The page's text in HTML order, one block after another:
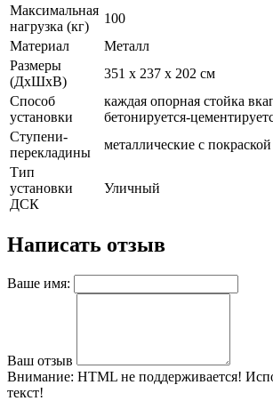
Максимальная
нагрузка (кг)
100
Материал
Металл
Размеры
(ДхШхВ)
351 х 237 x 202 см
Способ
установки
каждая опорная стойка
бетонируется-
Ступени-
перекладины
металлические с покраской
Тип
установки
ДСК
Уличный
Написать отзыв
Ваше имя:
Ваш отзыв
Внимание: HTML не поддерживается!
текст!